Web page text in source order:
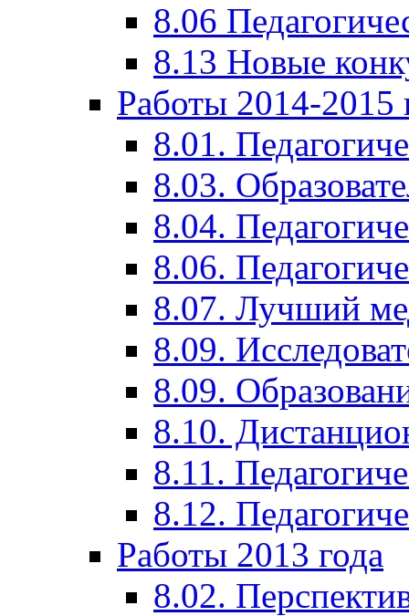
8.06
8.13 Новые
Работы 2014-2015
8.01.
8.03.
8.04.
8.06.
8.07. Лучший
8.09.
8.09.
8.10.
8.11.
8.12.
Работы 2013 года
8.02.